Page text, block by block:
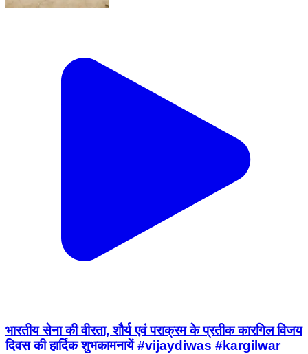
भारतीय सेना की वीरता, शौर्य एवं पराक्रम के प्रतीक कारगिल विजय
दिवस की हार्दिक शुभकामनायें #vijaydiwas #kargilwar